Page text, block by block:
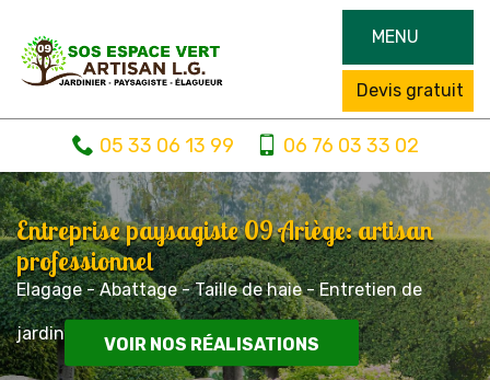
MENU
Devis gratuit
05 33 06 13 99 06 76 03 33 02
Entreprise paysagiste 09 Ariège: artisan
professionnel
Elagage - Abattage - Taille de haie - Entretien de
jardin
VOIR NOS RÉALISATIONS